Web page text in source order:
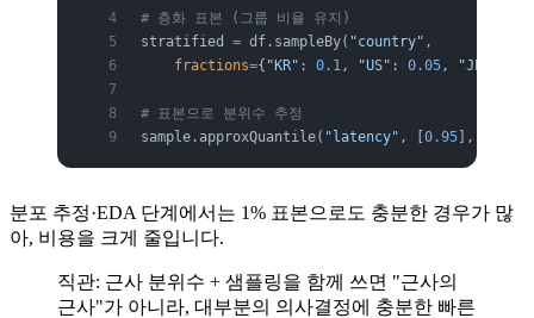
# 층화 표본 (그룹 비율 유지)
stratified = df.sampleBy( "country" ,
    fractions
={ "KR" : 0.1 , "US" : 0.05 , "JP"
# 표본으로 분위수 추정
sample.approxQuantile( "latency" , [0.95],
분포 추정·EDA 단계에서는 1% 표본으로도 충분한 경우가 많
아, 비용을 크게 줄입니다.
직관: 근사 분위수 + 샘플링을 함께 쓰면 "근사의
근사"가 아니라, 대부분의 의사결정에 충분한 빠른